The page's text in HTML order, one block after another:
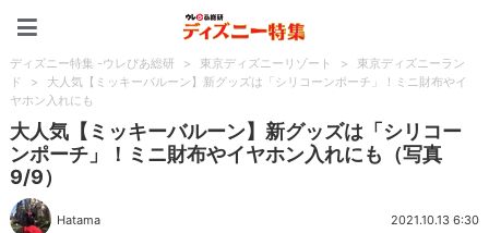
ディズニー特集 -ウレぴあ総研 > 東京ディズニーリゾート >
東京ディズニーラン
ド
>
大人気【ミッキーバルーン】新グッズは「シリコーンポーチ」！ミニ財布やイ
ヤホン入れにも
大人気【ミッキーバルーン】新グッズは「シリコー
ンポーチ」！ミニ財布やイヤホン入れにも（写真
9/9）
Hatama 2021.10.13 6:30